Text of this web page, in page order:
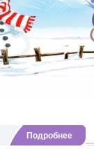
Подробнее